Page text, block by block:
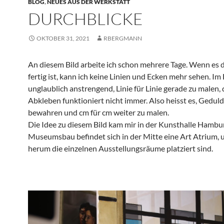
BLOG, NEUES AUS DER WERKSTATT
DURCHBLICKE
OKTOBER 31, 2021 RBERGMANN
An diesem Bild arbeite ich schon mehrere Tage. Wenn es
fertig ist, kann ich keine Linien und Ecken mehr sehen. Im
unglaublich anstrengend, Linie für Linie gerade zu malen,
Abkleben funktioniert nicht immer. Also heisst es,
bewahren und cm für cm weiter zu malen.
Die Idee zu diesem Bild kam mir in der Kunsthalle
Museumsbau befindet sich in der Mitte eine Art Atrium,
herum die einzelnen Ausstellungsräume platziert sind.